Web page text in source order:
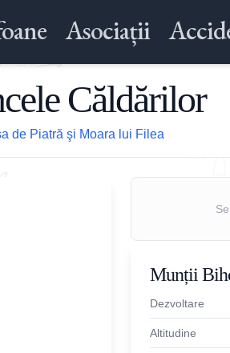
Asociații
Căldărilor
de Piatră şi Moara lui Filea
Munții
Dezvoltare
Altitudine